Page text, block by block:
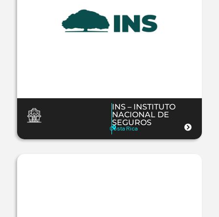
INS – INSTITUTO
NACIONAL DE
SEGUROS
Costa Rica